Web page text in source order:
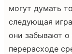
могут думать
следующая
они забывают
перерасходе